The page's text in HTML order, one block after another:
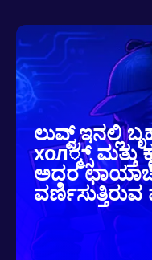
ಲುವ್ವ್ರ್ಇನಲ್ಲಿ
хол್ಮ್ಸ್ ಮತ್ತು
ಅದರ